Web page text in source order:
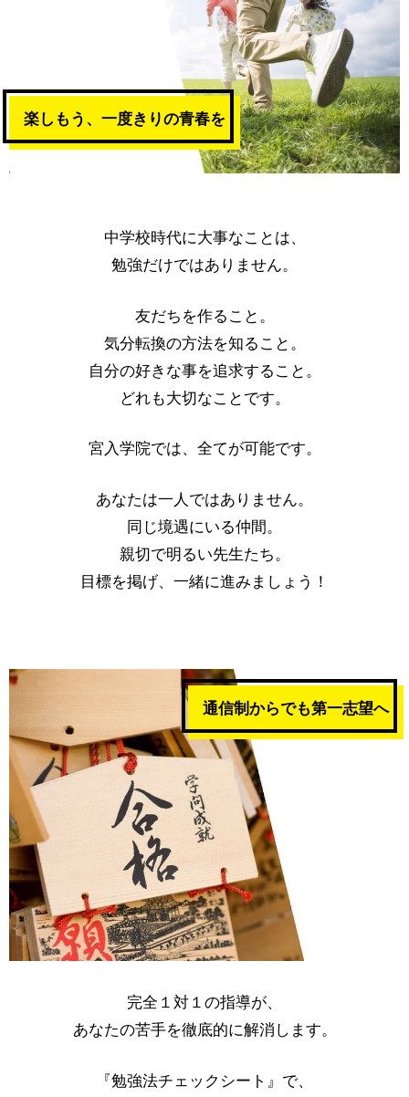
楽しもう、一度きりの青春を
中学校時代に大事なことは、
勉強だけではありません。
友だちを作ること。
気分転換の方法を知ること。
自分の好きな事を追求すること。
どれも大切なことです。
宮入学院では、全てが可能です。
あなたは一人ではありません。
同じ境遇にいる仲間。
親切で明るい先生たち。
目標を掲げ、一緒に進みましょう！
通信制からでも第一志望へ
完全１対１の指導が、
あなたの苦手を徹底的に解消します。
『勉強法チェックシート』で、